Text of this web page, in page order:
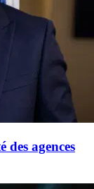
agences